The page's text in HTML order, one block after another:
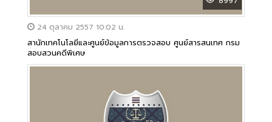
24 ตุลาคม 2557 10:02 น.
สานักเทคโนโลยีและศูนย์ข้อมูลการตรวจสอบ ศูนย์สารสนเทศ กรม
สอบสวนคดีพิเศษ